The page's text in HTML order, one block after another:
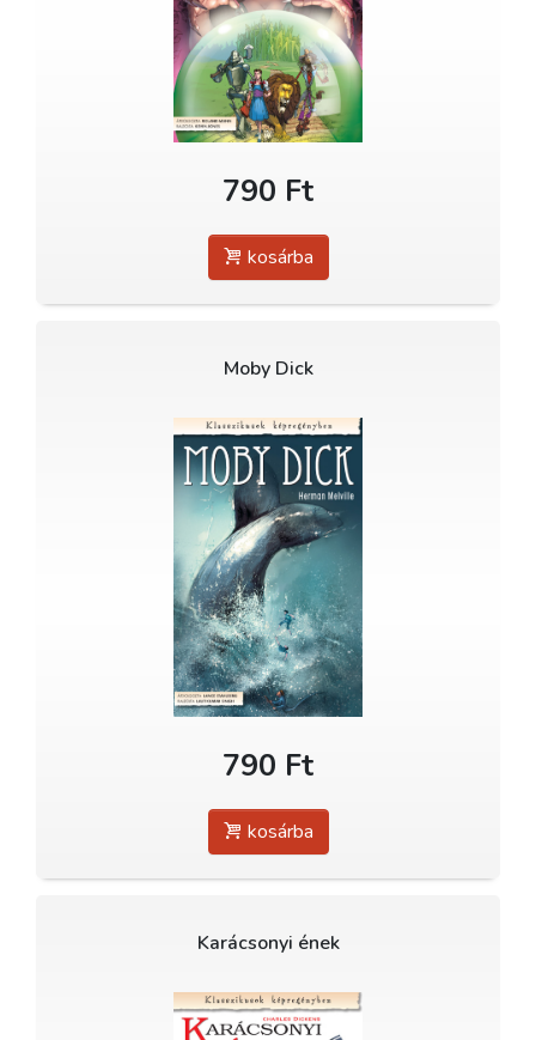
790 Ft
kosárba
Moby Dick
790 Ft
kosárba
Karácsonyi ének